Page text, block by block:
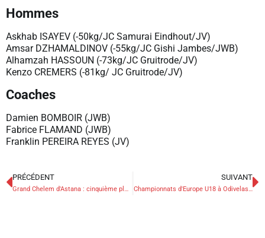
Hommes
Askhab ISAYEV (-50kg/JC Samurai Eindhout/JV)
Amsar DZHAMALDINOV (-55kg/JC Gishi Jambes/JWB)
Alhamzah HASSOUN (-73kg/JC Gruitrode/JV)
Kenzo CREMERS (-81kg/ JC Gruitrode/JV)
Coaches
Damien BOMBOIR (JWB)
Fabrice FLAMAND (JWB)
Franklin PEREIRA REYES (JV)
PRÉCÉDENT
Grand Chelem d'Astana : cinquième place pour Ryheul et Nikiforov
SUIVANT
Championnats d'Europe U18 à Odivelas : le bronze pour Amsar DZHAMALDINOV